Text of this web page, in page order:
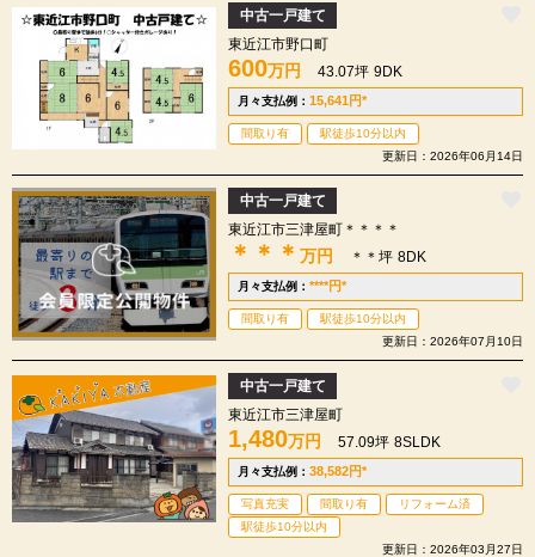
中古一戸建て
東近江市野口町
600万円 43.07坪 9DK
月々支払例：15,641円*
間取り有
駅徒歩10分以内
更新日：2026年06月14日
中古一戸建て
東近江市三津屋町＊＊＊＊
＊＊＊万円 ＊＊坪 8DK
月々支払例：****円*
間取り有
駅徒歩10分以内
更新日：2026年07月10日
中古一戸建て
東近江市三津屋町
1,480万円 57.09坪 8SLDK
月々支払例：38,582円*
写真充実 間取り有
リフォーム済
駅徒歩10分以内
更新日：2026年03月27日